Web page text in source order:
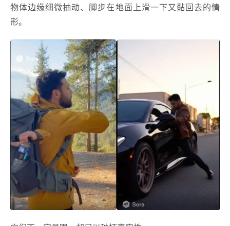
物体边缘细微抽动、脚步在地面上滑一下又黏回去的情
形。